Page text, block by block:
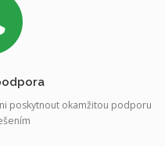
poskytnout okamžitou podporu